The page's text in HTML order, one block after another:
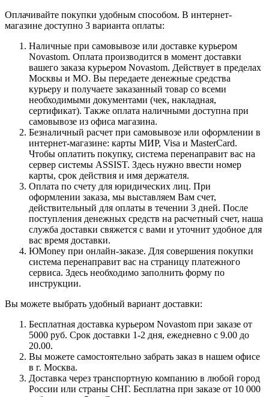
Оплачивайте покупки удобным способом. В интернет-
магазине доступно 3 варианта оплаты:
Наличные при самовывозе или доставке курьером
Novastom. Оплата производится в момент доставки
вашего заказа курьером Novastom. Действует в пределах
Москвы и МО. Вы передаете денежные средства
курьеру и получаете заказанный товар со всеми
необходимыми документами (чек, накладная,
сертификат). Также оплата наличными доступна при
самовывозе из офиса магазина.
Безналичный расчет при самовывозе или оформлении в
интернет-магазине: карты МИР, Visa и MasterCard.
Чтобы оплатить покупку, система перенаправит вас на
сервер системы ASSIST. Здесь нужно ввести номер
карты, срок действия и имя держателя.
Оплата по счету для юридических лиц. При
оформлении заказа, мы выставляем Вам счет,
действительный для оплаты в течении 3 дней. После
поступления денежных средств на расчетный счет, наша
служба доставки свяжется с вами и уточнит удобное для
вас время доставки.
ЮMoney при онлайн-заказе. Для совершения покупки
система перенаправит вас на страницу платежного
сервиса. Здесь необходимо заполнить форму по
инструкции.
Вы можете выбрать удобный вариант доставки:
Бесплатная доставка курьером Novastom при заказе от
5000 руб. Срок доставки 1-2 дня, ежедневно с 9.00 до
20.00.
Вы можете самостоятельно забрать заказ в нашем офисе
в г. Москва.
Доставка через транспортную компанию в любой город
России или страны СНГ. Бесплатна при заказе от 10 000